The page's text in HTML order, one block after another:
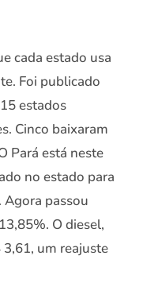
cada estado usa
Foi publicado
estados
Cinco baixaram
Pará está neste
no estado para
Agora passou
O diesel,
3,61, um reajuste